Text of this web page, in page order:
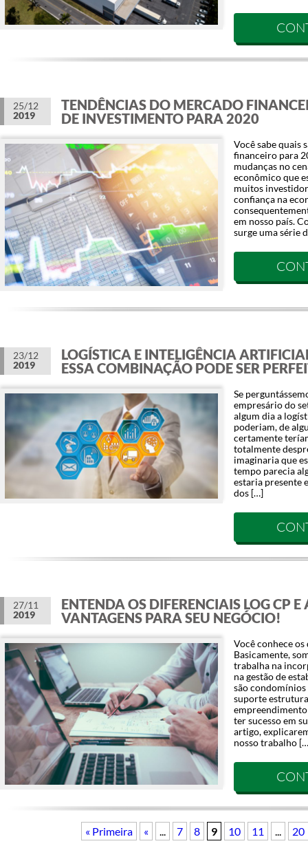
25/12
2019
TENDÊNCIAS DO MERCADO
DE INVESTIMENTO PARA 2020
Você sabe quais
financeiro para
mudanças no
econômico que
muitos
confiança na
em nosso país.
surge uma série
23/12
2019
LOGÍSTICA E INTELIGÊNCIA
ESSA COMBINAÇÃO PODE SER
Se
empresário do
algum dia a
poderiam, de
certamente
totalmente
imaginaria que
tempo parecia
estaria presente
dos […]
27/11
2019
ENTENDA OS DIFERENCIAIS LOG CP E
VANTAGENS PARA SEU NEGÓCIO!
Você conhece
Basicamente,
trabalha na
na gestão de
são
suporte
ter sucesso em
artigo,
nosso trabalho
« Primeira « 7 8 9 10 11 20